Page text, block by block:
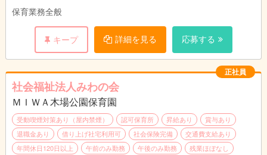
保育業務全般
キープ 詳細を見る 応募する
正社員
社会福祉法人みわの会
ＭＩＷＡ木場公園保育園
受動喫煙対策あり（屋内禁煙） 認可保育所 昇給あり
賞与あり
退職金あり
借り上げ社宅利用可 社会保険完備
交通費支給あり
年間休日120日以上
午前のみ勤務 午後のみ勤務
残業ほぼなし